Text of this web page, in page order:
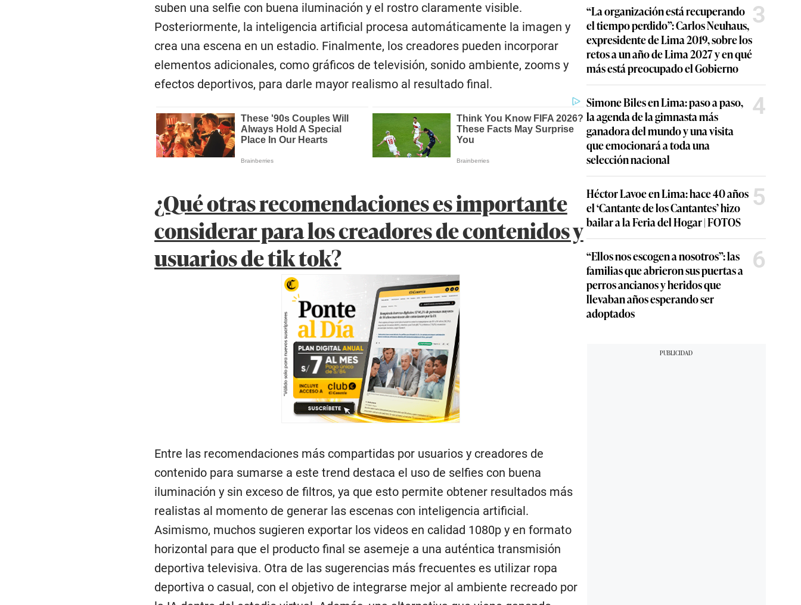
suben una selfie con buena iluminación y el rostro claramente visible.
Posteriormente, la inteligencia artificial procesa automáticamente la imagen y
crea una escena en un estadio. Finalmente, los creadores pueden incorporar
elementos adicionales, como gráficos de televisión, sonido ambiente, zooms y
efectos deportivos, para darle mayor realismo al resultado final.
¿Qué otras recomendaciones es importante
considerar para los creadores de contenidos y
usuarios de tik tok?
Entre las recomendaciones más compartidas por usuarios y creadores de
contenido para sumarse a este trend destaca el uso de selfies con buena
iluminación y sin exceso de filtros, ya que esto permite obtener resultados más
realistas al momento de generar las escenas con inteligencia artificial.
Asimismo, muchos sugieren exportar los videos en calidad 1080p y en formato
horizontal para que el producto final se asemeje a una auténtica transmisión
deportiva televisiva. Otra de las sugerencias más frecuentes es utilizar ropa
deportiva o casual, con el objetivo de integrarse mejor al ambiente recreado por
“La organización está recuperando
el tiempo perdido”: Carlos Neuhaus,
expresidente de Lima 2019, sobre los
retos a un año de Lima 2027 y en qué
más está preocupado el Gobierno
3
Simone Biles en Lima: paso a paso,
la agenda de la gimnasta más
ganadora del mundo y una visita
que emocionará a toda una
selección nacional
4
Héctor Lavoe en Lima: hace 40 años
el ‘Cantante de los Cantantes’ hizo
bailar a la Feria del Hogar | FOTOS
5
“Ellos nos escogen a nosotros”: las
familias que abrieron sus puertas a
perros ancianos y heridos que
llevaban años esperando ser
adoptados
6